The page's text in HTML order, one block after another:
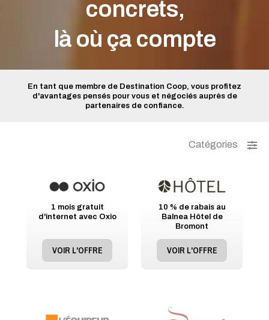
concrets,
là où ça compte
En tant que membre de Destination Coop, vous profitez
d'avantages pensés pour vous et négociés auprès de
partenaires de confiance.
Catégories
1 mois gratuit
d'internet avec Oxio
VOIR L'OFFRE
10 % de rabais au
Balnea Hôtel de
Bromont
VOIR L'OFFRE